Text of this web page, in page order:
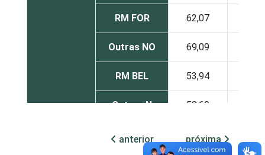
RM FOR 62,07
Outras NO 69,09
RM BEL 53,94
Outras N 58,60
RM CUR 45,87
anterior próxima